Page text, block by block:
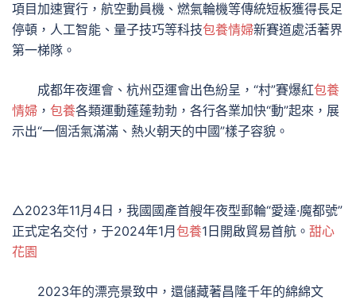
項目加速實行，航空動員機、燃氣輪機等傳統短板獲得長足
停頓，人工智能、量子技巧等科技包養情婦新賽道處活著界
第一梯隊。
成都年夜運會、杭州亞運會出色紛呈，“村”賽爆紅包養
情婦 ， 包養各類運動蓬蓬勃勃，各行各業加快“動”起來，展
示出“一個活氣滿滿、熱火朝天的中國”樣子容貌。
△2023年11月4日，我國國產首艘年夜型郵輪“愛達·魔都號”
正式定名交付，于2024年1月 包養1日開啟貿易首航。 甜心
花園
2023年的漂亮景致中，還儲藏著昌隆千年的綿綿文